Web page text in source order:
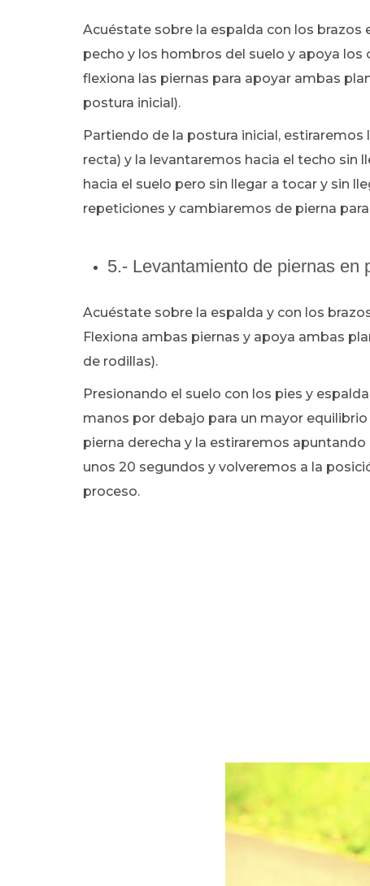
Acuéstate sobre la espalda con los brazos
pecho y los hombros del suelo y apoya
flexiona las piernas para apoyar ambas
postura inicial).
Partiendo de la postura inicial,
recta) y la levantaremos hacia el techo sin
hacia el suelo pero sin llegar a tocar y sin
repeticiones y cambiaremos de pierna
5.- Levantamiento de piernas en
Acuéstate sobre la espalda y con los
Flexiona ambas piernas y apoya ambas
de rodillas).
Presionando el suelo con los pies y
manos por debajo para un mayor
pierna derecha y la estiraremos
unos 20 segundos y volveremos a la
proceso.